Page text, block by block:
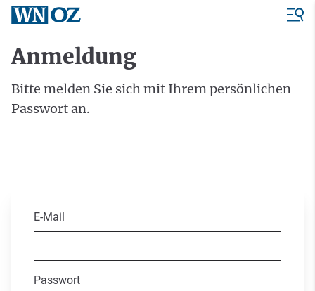
Anmeldung
Bitte melden Sie sich mit Ihrem persönlichen
Passwort an.
E-Mail
Passwort